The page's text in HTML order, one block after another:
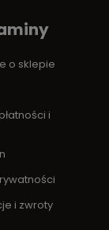
o sklepie
i
i zwroty